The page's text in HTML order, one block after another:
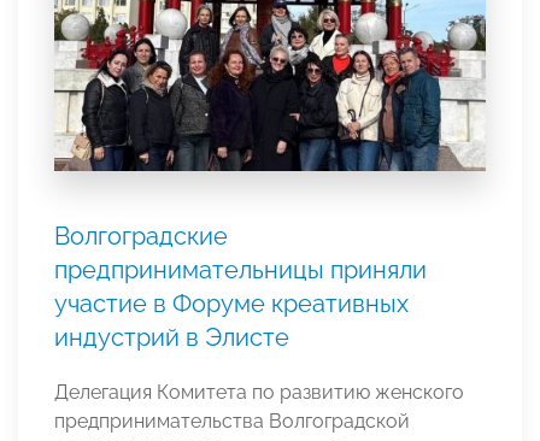
Волгоградские
предпринимательницы приняли
участие в Форуме креативных
индустрий в Элисте
Делегация Комитета по развитию женского
предпринимательства Волгоградской